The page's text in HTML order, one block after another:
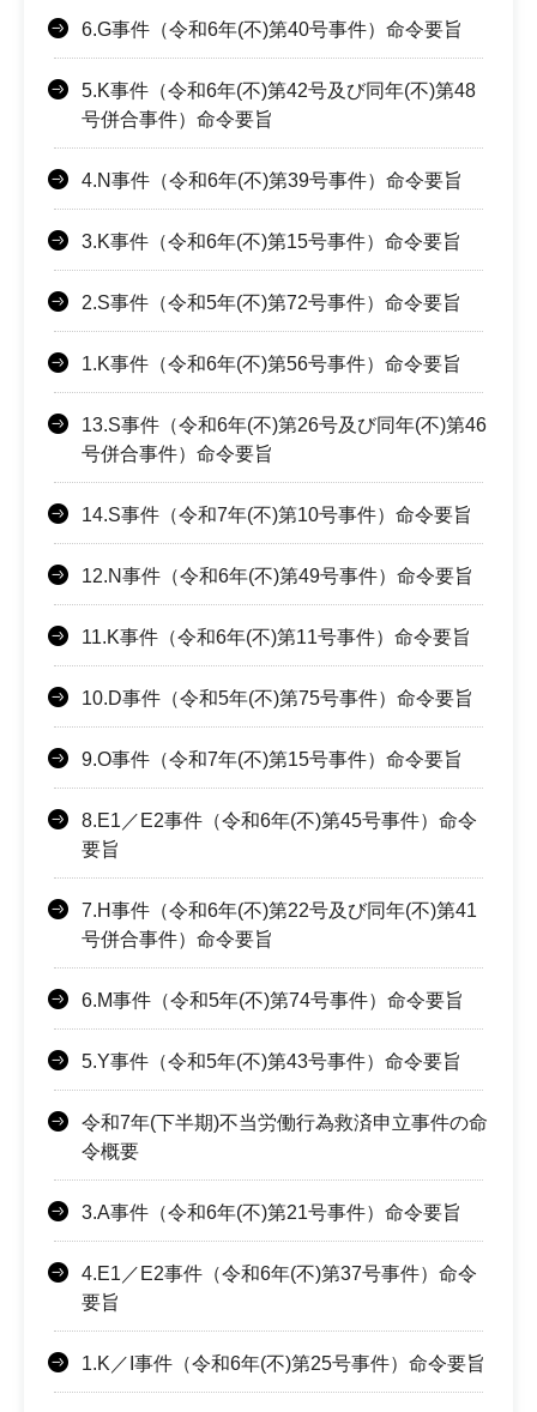
6.G事件（令和6年(不)第40号事件）命令要旨
5.K事件（令和6年(不)第42号及び同年(不)第48
号併合事件）命令要旨
4.N事件（令和6年(不)第39号事件）命令要旨
3.K事件（令和6年(不)第15号事件）命令要旨
2.S事件（令和5年(不)第72号事件）命令要旨
1.K事件（令和6年(不)第56号事件）命令要旨
13.S事件（令和6年(不)第26号及び同年(不)第46
号併合事件）命令要旨
14.S事件（令和7年(不)第10号事件）命令要旨
12.N事件（令和6年(不)第49号事件）命令要旨
11.K事件（令和6年(不)第11号事件）命令要旨
10.D事件（令和5年(不)第75号事件）命令要旨
9.O事件（令和7年(不)第15号事件）命令要旨
8.E1／E2事件（令和6年(不)第45号事件）命令
要旨
7.H事件（令和6年(不)第22号及び同年(不)第41
号併合事件）命令要旨
6.M事件（令和5年(不)第74号事件）命令要旨
5.Y事件（令和5年(不)第43号事件）命令要旨
令和7年(下半期)不当労働行為救済申立事件の命
令概要
3.A事件（令和6年(不)第21号事件）命令要旨
4.E1／E2事件（令和6年(不)第37号事件）命令
要旨
1.K／I事件（令和6年(不)第25号事件）命令要旨